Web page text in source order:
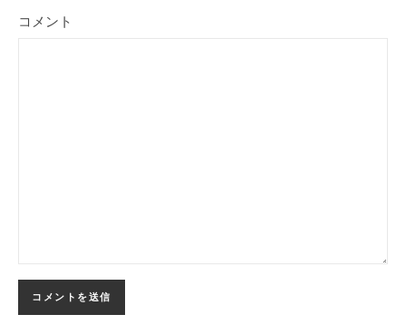
コメント